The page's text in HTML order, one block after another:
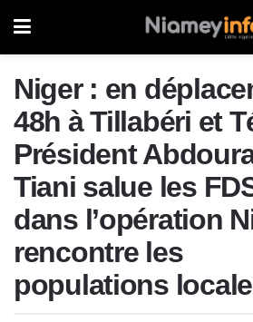
Niger : en
48h à Tillabéri et
Président
Tiani salue les
dans l’opération
rencontre les
populations